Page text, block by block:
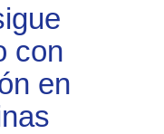
con
en